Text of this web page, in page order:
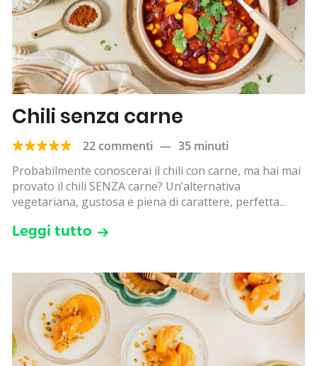
Chili senza carne
22 commenti — 35 minuti
Probabilmente conoscerai il chili con carne, ma hai mai
provato il chili SENZA carne? Un’alternativa
vegetariana, gustosa e piena di carattere, perfetta...
Leggi tutto